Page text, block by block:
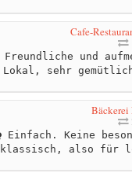
Cafe-
Freundliche und
Lokal, sehr
Einfach. Keine
klassisch, also für